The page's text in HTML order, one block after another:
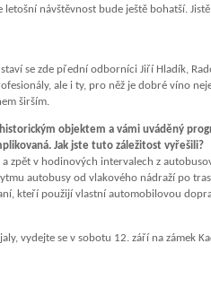
návštěvnost bude ještě bohatší.
se zde přední odborníci Jiří Hladík,
ale i ty, pro něž je dobré víno
širším.
objektem a vámi uváděný
Jak jste tuto záležitost vyřešili?
zpět v hodinových intervalech z
autobusy od vlakového nádraží po
kteří použijí vlastní automobilovou
vydejte se v sobotu 12. září na zámek